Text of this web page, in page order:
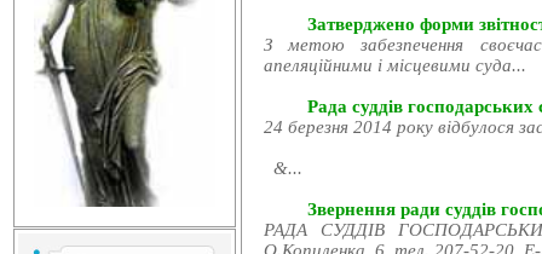
Затверджено форми
З метою забезпечення
апеляційними і місцевими суда...
Рада суддів господарських
24 березня 2014 року відбулося
&...
Звернення ради суддів
РАДА СУДДІВ